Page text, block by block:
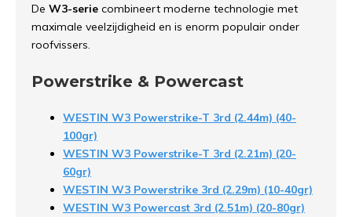
De W3-serie combineert moderne technologie met
maximale veelzijdigheid en is enorm populair onder
roofvissers.
Powerstrike & Powercast
WESTIN W3 Powerstrike-T 3rd (2.44m) (40-
100gr)
WESTIN W3 Powerstrike-T 3rd (2.21m) (20-
60gr)
WESTIN W3 Powerstrike 3rd (2.29m) (10-40gr)
WESTIN W3 Powercast 3rd (2.51m) (20-80gr)